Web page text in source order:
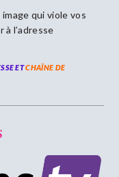
qui viole vos
à l’adresse
ETCHAÎNE DE